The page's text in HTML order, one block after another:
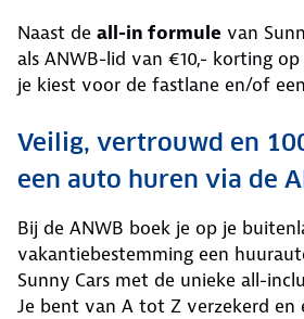
Naast de all-in formule van
als ANWB-lid van €10,- korting
je kiest voor de fastlane en/of
Veilig, vertrouwd en
een auto huren via de
Bij de ANWB boek je op je
vakantiebestemming een
Sunny Cars met de unieke all-
Je bent van A tot Z verzekerd en